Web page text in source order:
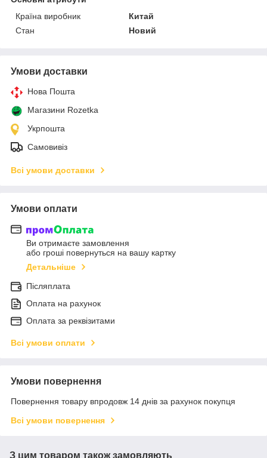
Країна виробник
Китай
Стан
Новий
Умови доставки
Нова Пошта
Магазини Rozetka
Укрпошта
Самовивіз
Всі умови доставки
Умови оплати
Ви отримаєте замовлення
або гроші повернуться на вашу картку
Детальніше
Післяплата
Оплата на рахунок
Оплата за реквізитами
Всі умови оплати
Умови повернення
Повернення товару впродовж 14 днів за рахунок покупця
Всі умови повернення
З цим товаром також замовляють